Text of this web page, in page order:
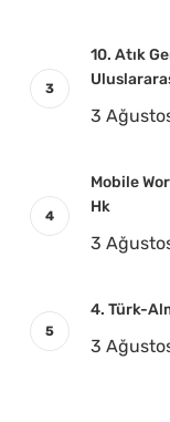
10. Atık
3
Mobile
Hk
3
4. Türk-
3